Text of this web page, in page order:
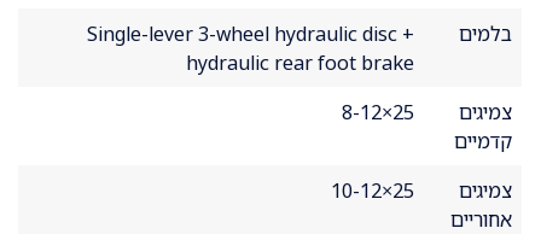
בלמים
Single-lever 3-wheel hydraulic disc +
hydraulic rear foot brake
צמיגים
קדמיים
25×8-12
צמיגים
אחוריים
25×10-12